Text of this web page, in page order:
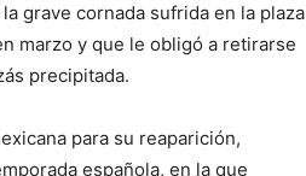
grave cornada sufrida en la plaza
marzo y que le obligó a retirarse
precipitada.
para su reaparición,
española, en la que